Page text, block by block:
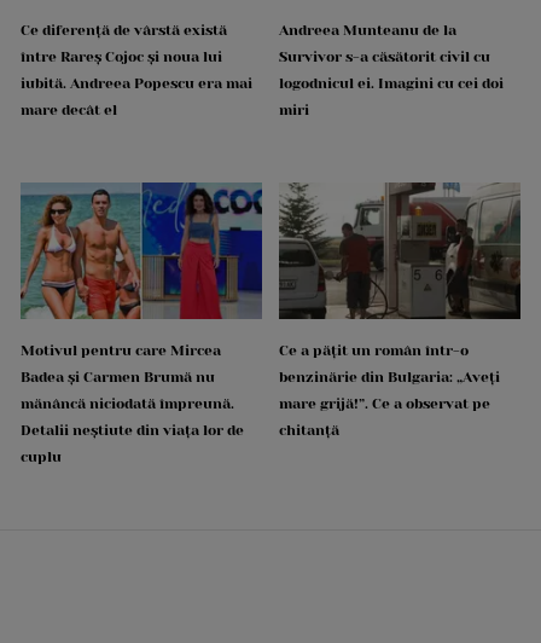
Ce diferență de vârstă există
între Rareș Cojoc și noua lui
iubită. Andreea Popescu era mai
mare decât el
Andreea Munteanu de la
Survivor s-a căsătorit civil cu
logodnicul ei. Imagini cu cei doi
miri
Motivul pentru care Mircea
Badea și Carmen Brumă nu
mănâncă niciodată împreună.
Detalii neștiute din viața lor de
cuplu
Ce a pățit un român într-o
benzinărie din Bulgaria: „Aveți
mare grijă!”. Ce a observat pe
chitanță